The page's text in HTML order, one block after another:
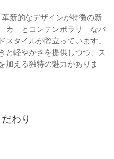
革新的なデザインが特徴の新
カーとコンテンポラリーなバ
タイルが際立っています。
と軽やかさを提供しつつ、ス
加える独特の魅力がありま
わり